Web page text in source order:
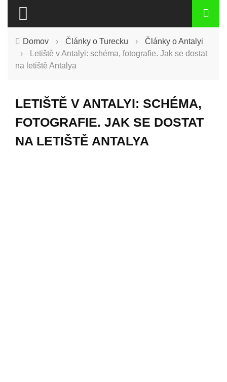
Domov › Články o Turecku ›
Články o Antalyi
›
Letiště v Antalyi: schéma, fotografie. Jak se dostat
na letiště Antalya
LETIŠTĚ V ANTALYI: SCHÉMA,
FOTOGRAFIE. JAK SE DOSTAT
NA LETIŠTĚ ANTALYA